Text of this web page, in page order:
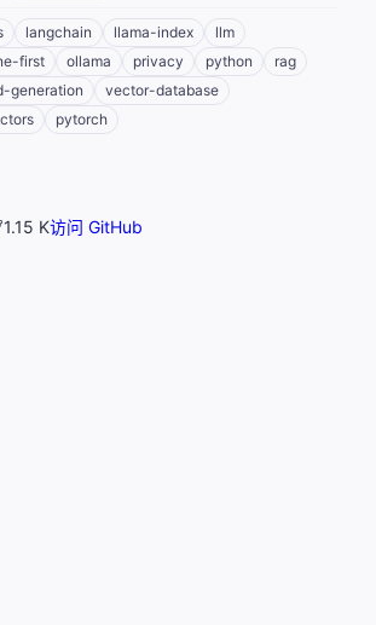
langchain llama-index
llm
first ollama privacy python
rag
generation
vector-database
pytorch
1.15 K访问 GitHub